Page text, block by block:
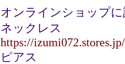
オンラインショップ
ネックレス
https://
ピアス